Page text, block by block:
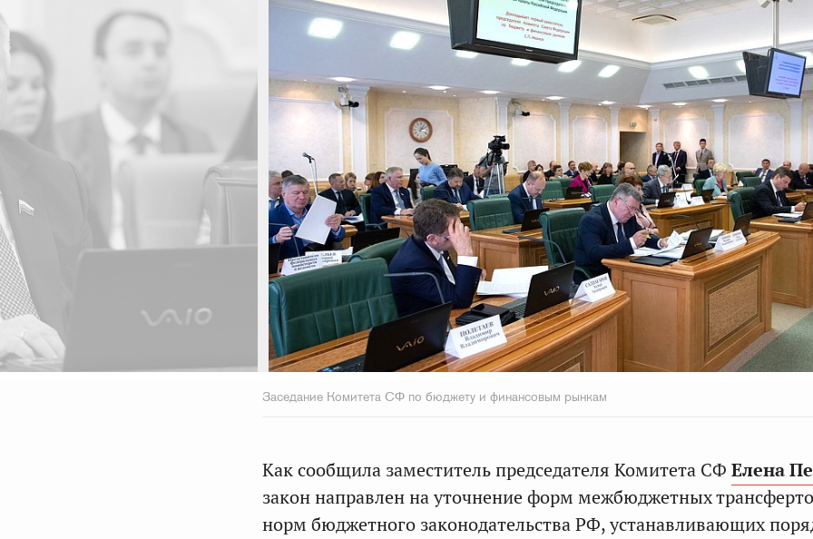
Заседание Комитета СФ по бюджету и финансовым рынкам
Как сообщила заместитель председателя Комитета СФ Елена
закон направлен на уточнение форм межбюджетных
норм бюджетного законодательства РФ, устанавливающих